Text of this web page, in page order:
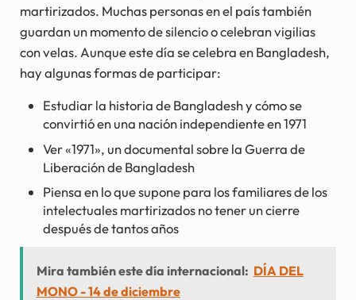
martirizados. Muchas personas en el país también
guardan un momento de silencio o celebran vigilias
con velas. Aunque este día se celebra en Bangladesh,
hay algunas formas de participar:
Estudiar la historia de Bangladesh y cómo se
convirtió en una nación independiente en 1971
Ver «1971», un documental sobre la Guerra de
Liberación de Bangladesh
Piensa en lo que supone para los familiares de los
intelectuales martirizados no tener un cierre
después de tantos años
Mira también este día internacional: DÍA DEL
MONO - 14 de diciembre